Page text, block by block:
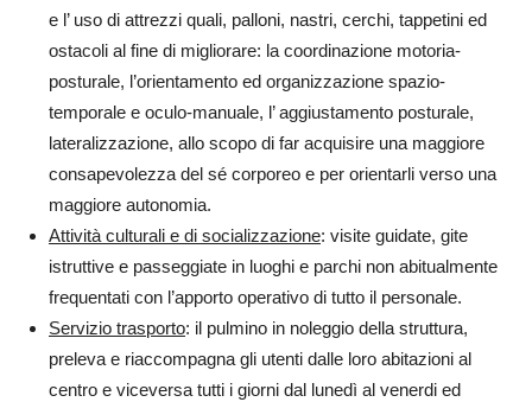
e l’ uso di attrezzi quali, palloni, nastri, cerchi, tappetini ed
ostacoli al fine di migliorare: la coordinazione motoria-
posturale, l’orientamento ed organizzazione spazio-
temporale e oculo-manuale, l’ aggiustamento posturale,
lateralizzazione, allo scopo di far acquisire una maggiore
consapevolezza del sé corporeo e per orientarli verso una
maggiore autonomia.
Attività culturali e di socializzazione: visite guidate, gite
istruttive e passeggiate in luoghi e parchi non abitualmente
frequentati con l’apporto operativo di tutto il personale.
Servizio trasporto: il pulmino in noleggio della struttura,
preleva e riaccompagna gli utenti dalle loro abitazioni al
centro e viceversa tutti i giorni dal lunedì al venerdi ed